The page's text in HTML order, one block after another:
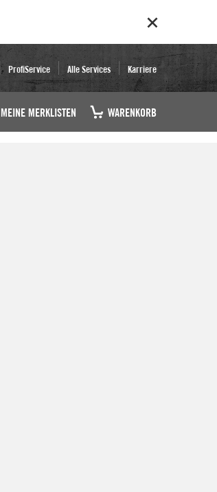
ProfiService Alle Services Karriere
MEINE MERKLISTEN WARENKORB